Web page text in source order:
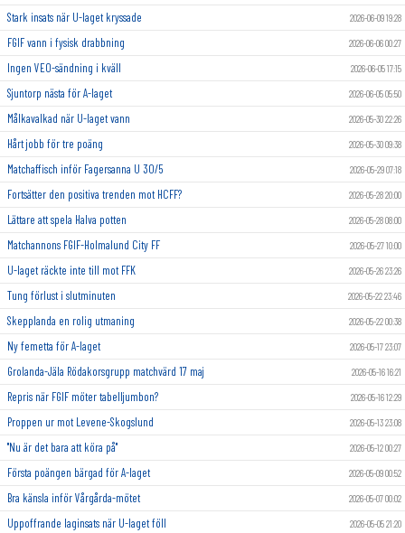
Stark insats när U-laget kryssade 2026-06-09 19:28
FGIF vann i fysisk drabbning 2026-06-06 00:27
Ingen VEO-sändning i kväll 2026-06-05 17:15
Sjuntorp nästa för A-laget 2026-06-05 05:50
Målkavalkad när U-laget vann 2026-05-30 22:26
Hårt jobb för tre poäng 2026-05-30 09:38
Matchaffisch inför Fagersanna U 30/5 2026-05-29 07:18
Fortsätter den positiva trenden mot HCFF? 2026-05-28 20:00
Lättare att spela Halva potten 2026-05-28 08:00
Matchannons FGIF-Holmalund City FF 2026-05-27 10:00
U-laget räckte inte till mot FFK 2026-05-26 23:26
Tung förlust i slutminuten 2026-05-22 23:46
Skepplanda en rolig utmaning 2026-05-22 00:38
Ny femetta för A-laget 2026-05-17 23:07
Grolanda-Jäla Rödakorsgrupp matchvärd 17 maj 2026-05-16 16:21
Repris när FGIF möter tabelljumbon? 2026-05-16 12:29
Proppen ur mot Levene-Skogslund 2026-05-13 23:08
"Nu är det bara att köra på" 2026-05-12 00:27
Första poängen bärgad för A-laget 2026-05-09 00:52
Bra känsla inför Vårgårda-mötet 2026-05-07 00:02
Uppoffrande laginsats när U-laget föll 2026-05-05 21:20